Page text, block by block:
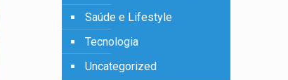
Saúde e Lifestyle
Tecnologia
Uncategorized